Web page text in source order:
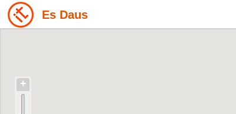
Es Daus
+